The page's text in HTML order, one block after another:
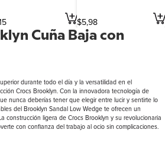
$5,98
Cuña Baja con
durante todo el día y la versatilidad en el
Crocs Brooklyn. Con la innovadora tecnología de
nunca deberías tener que elegir entre lucir y sentirte lo
del Brooklyn Sandal Low Wedge te ofrecen un
construcción ligera de Crocs Brooklyn y su revolucionaria
con confianza del trabajo al ocio sin complicaciones.